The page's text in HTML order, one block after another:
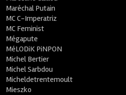
Maréchal Putain
MC C-Imperatriz
MC Feminist
Mégapute
MéLODiK PiNPON
Michel Bertier
Michel Sarbdou
Micheldetrentemoult
Mieszko